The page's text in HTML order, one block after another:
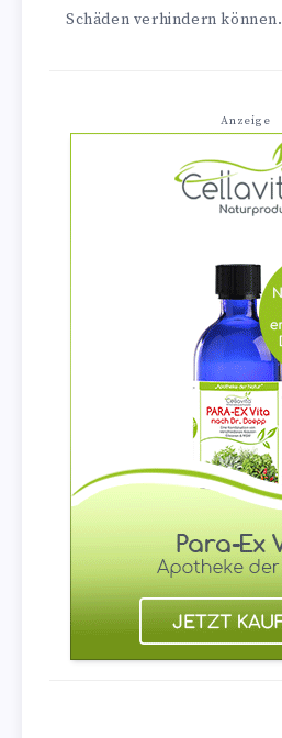
Schäden verhindern können.
Anzeige